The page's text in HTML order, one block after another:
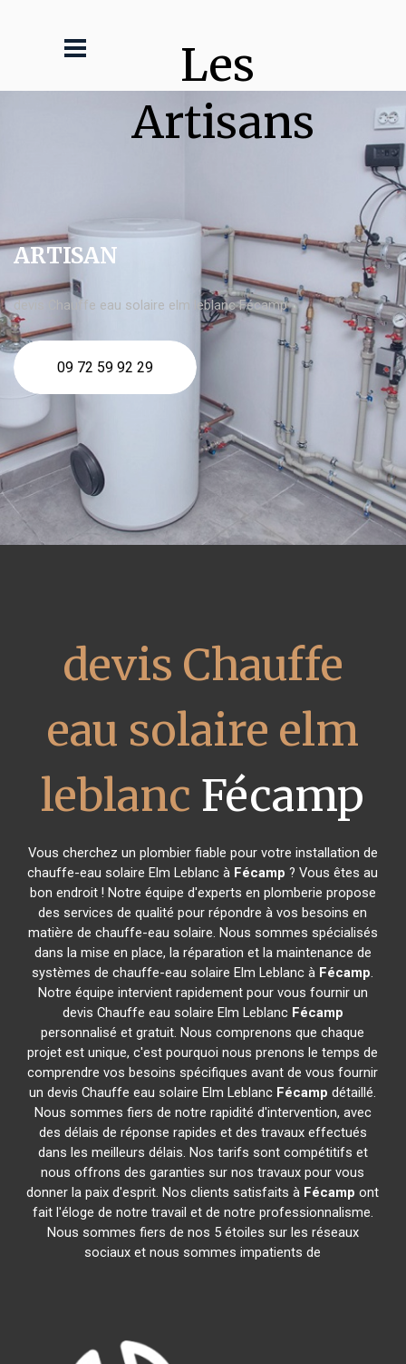
Les
Artisans
ARTISAN
devis Chauffe eau solaire elm leblanc Fécamp
09 72 59 92 29
devis Chauffe
eau solaire elm
leblanc Fécamp
Vous cherchez un plombier fiable pour votre installation de
chauffe-eau solaire Elm Leblanc à Fécamp ? Vous êtes au
bon endroit ! Notre équipe d'experts en plomberie propose
des services de qualité pour répondre à vos besoins en
matière de chauffe-eau solaire. Nous sommes spécialisés
dans la mise en place, la réparation et la maintenance de
systèmes de chauffe-eau solaire Elm Leblanc à Fécamp.
Notre équipe intervient rapidement pour vous fournir un
devis Chauffe eau solaire Elm Leblanc Fécamp
personnalisé et gratuit. Nous comprenons que chaque
projet est unique, c'est pourquoi nous prenons le temps de
comprendre vos besoins spécifiques avant de vous fournir
un devis Chauffe eau solaire Elm Leblanc Fécamp détaillé.
Nous sommes fiers de notre rapidité d'intervention, avec
des délais de réponse rapides et des travaux effectués
dans les meilleurs délais. Nos tarifs sont compétitifs et
nous offrons des garanties sur nos travaux pour vous
donner la paix d'esprit. Nos clients satisfaits à Fécamp ont
fait l'éloge de notre travail et de notre professionnalisme.
Nous sommes fiers de nos 5 étoiles sur les réseaux
sociaux et nous sommes impatients de